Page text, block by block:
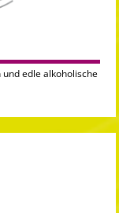
edle alkoholische